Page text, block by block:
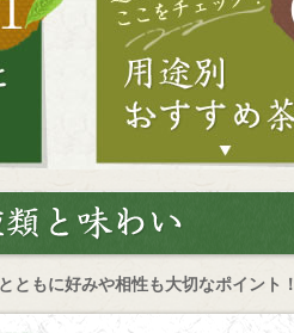
ともに好みや相性も大切なポイント！